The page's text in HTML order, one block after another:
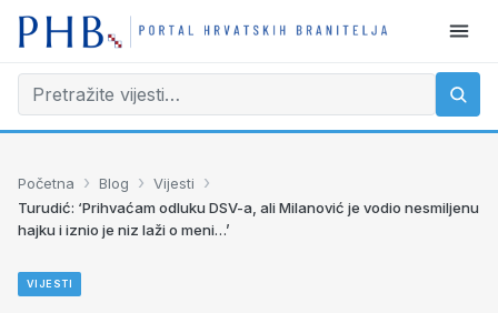
Početna › Blog › Vijesti ›
Turudić: ‘Prihvaćam odluku DSV-a, ali Milanović je vodio nesmiljenu
hajku i iznio je niz laži o meni…’
VIJESTI